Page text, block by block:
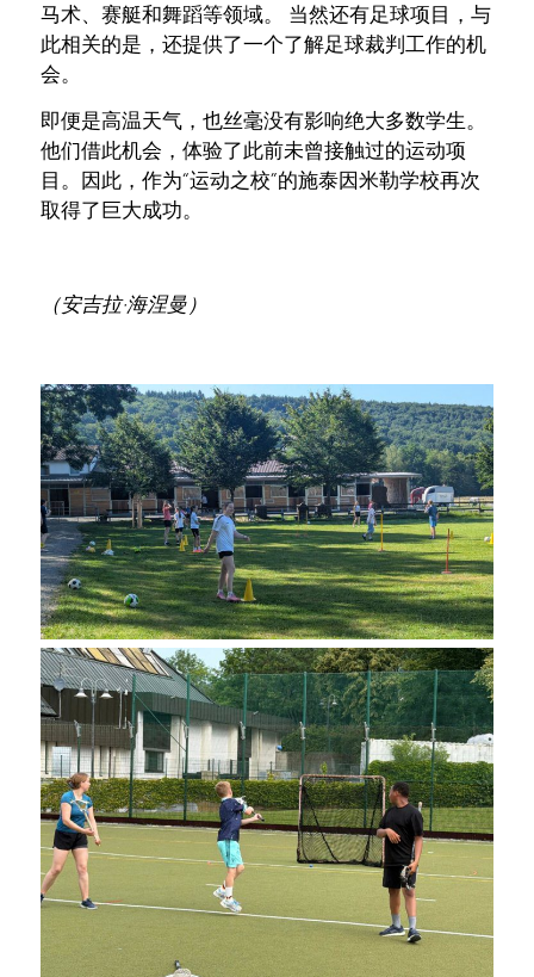
马术、赛艇和舞蹈等领域。 当然还有足球项目，与
此相关的是，还提供了一个了解足球裁判工作的机
会。
即便是高温天气，也丝毫没有影响绝大多数学生。
他们借此机会，体验了此前未曾接触过的运动项
目。因此，作为“运动之校”的施泰因米勒学校再次
取得了巨大成功。
（安吉拉·海涅曼）